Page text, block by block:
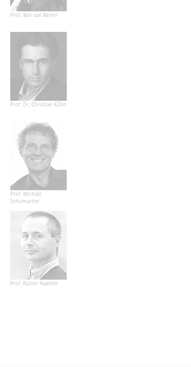
Prof. Ben van Berkel
Prof. Dr. Christian Kühn
Prof. Michael
Schumacher
Prof. Rainer Hascher